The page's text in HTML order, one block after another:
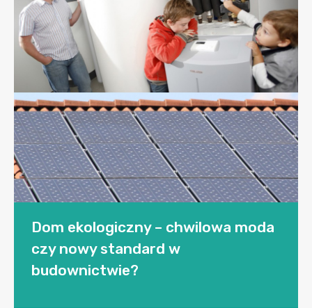
Dom ekologiczny – chwilowa moda
czy nowy standard w
budownictwie?